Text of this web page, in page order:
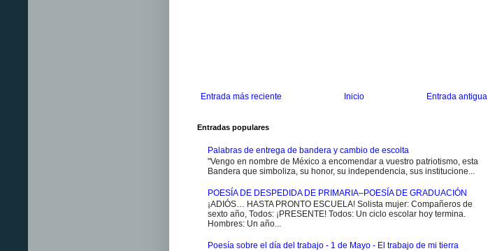
Entrada más reciente Entrada antigua
Inicio
Entradas populares
Palabras de entrega de bandera y cambio de escolta
"Vengo en nombre de México a encomendar a vuestro patriotismo, esta
Bandera que simboliza, su honor, su independencia, sus institucione...
POESÍA DE DESPEDIDA DE PRIMARIA–POESÍA DE GRADUACIÓN
¡ADIÓS… HASTA PRONTO ESCUELA! Solista mujer: Compañeros de
sexto año, Todos: ¡PRESENTE! Todos: Un ciclo escolar hoy termina.
Hombres: Un año...
Poesía sobre el día del trabajo - 1 de Mayo - El trabajo de mi tierra